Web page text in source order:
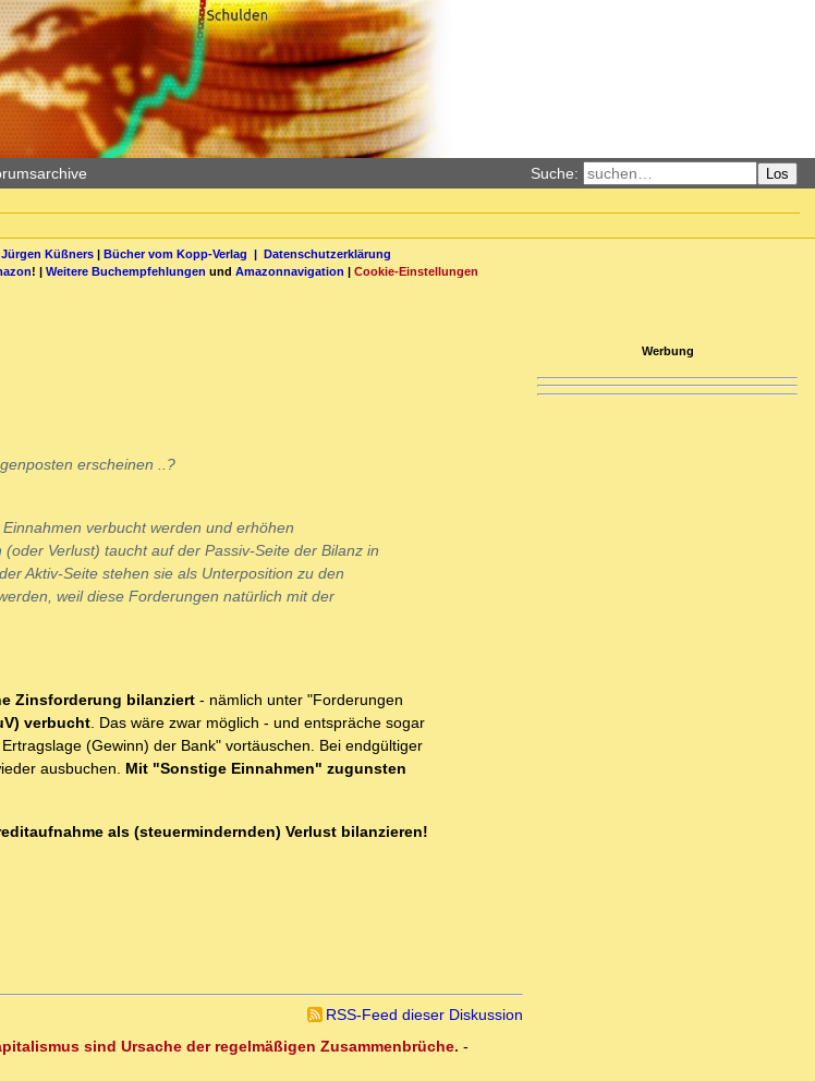
Suche: Los
Küßners| Bücher vom Kopp-Verlag | Datenschutzerklärung
! | Weitere Buchempfehlungen und Amazonnavigation | Cookie-Einstellungen
erscheinen ..?
verbucht werden und erhöhen
Verlust) taucht auf der Passiv-Seite der Bilanz in
Aktiv-Seite stehen sie als Unterposition zu den
weil diese Forderungen natürlich mit der
Zinsforderung bilanziert - nämlich unter "Forderungen
verbucht. Das wäre zwar möglich - und entspräche sogar
(Gewinn) der Bank" vortäuschen. Bei endgültiger
ausbuchen. Mit "Sonstige Einnahmen" zugunsten
als (steuermindernden) Verlust bilanzieren!
RSS-Feed dieser Diskussion
sind Ursache der regelmäßigen Zusammenbrüche. -
Werbung